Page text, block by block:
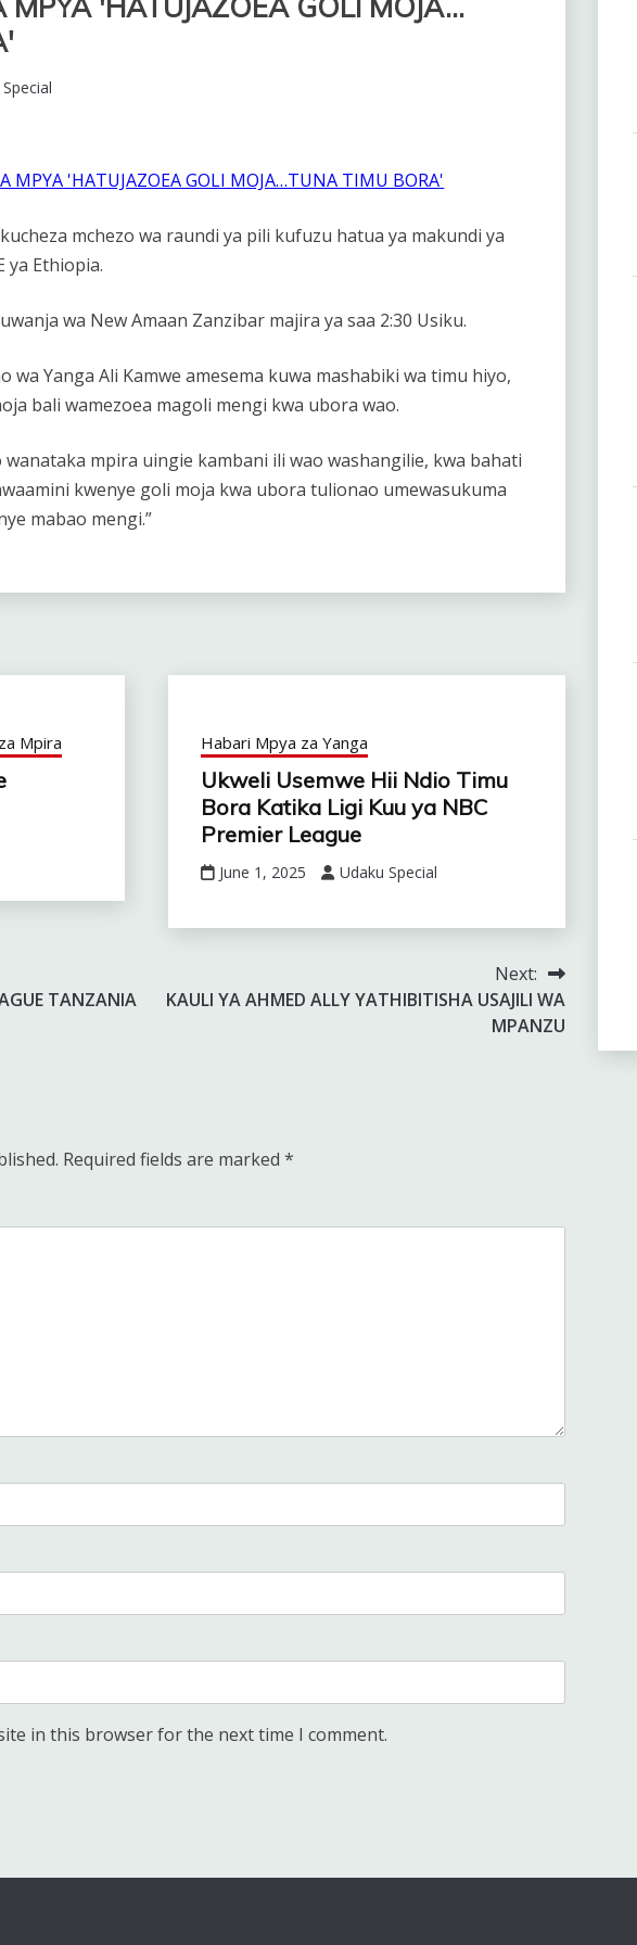
mchezo wa raundi ya pili kufuzu hatua ya makundi ya
ya Ethiopia.
wa New Amaan Zanzibar majira ya saa 2:30 Usiku.
wa Yanga Ali Kamwe amesema kuwa mashabiki wa timu hiyo,
bali wamezoea magoli mengi kwa ubora wao.
mpira uingie kambani ili wao washangilie, kwa bahati
kwenye goli moja kwa ubora tulionao umewasukuma
mabao mengi.”
Mpira Habari Mpya za Yanga
Ukweli Usemwe Hii Ndio Timu
Bora Katika Ligi Kuu ya NBC
Premier League
June 1, 2025 Udaku Special
TANZANIA
Next:
KAULI YA AHMED ALLY YATHIBITISHA USAJILI WA
MPANZU
Required fields are marked *
in this browser for the next time I comment.